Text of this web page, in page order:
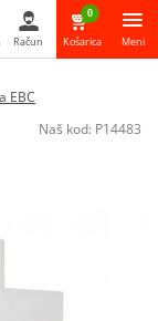
Račun
0
Košarica Meni
EBC
Naš kod: P14483